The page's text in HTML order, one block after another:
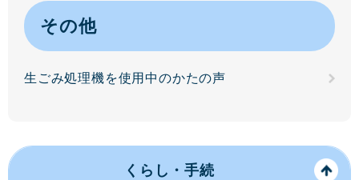
その他
生ごみ処理機を使用中のかたの声
くらし・手続